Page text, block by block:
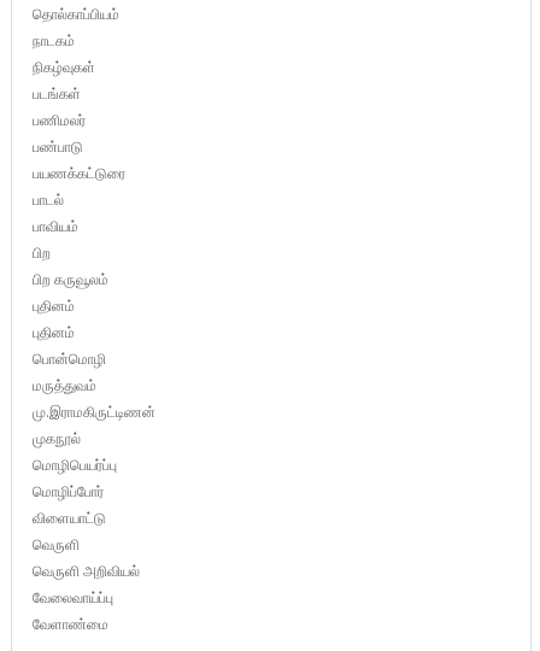
தொல்காப்பியம்
நாடகம்
நிகழ்வுகள்
படங்கள்
பணிமலர்
பண்பாடு
பயணக்கட்டுரை
பாடல்
பாவியம்
பிற
பிற கருவூலம்
புதினம்
புதினம்
பொன்மொழி
மருத்துவம்
மு.இராமகிருட்டிணன்
முகநூல்
மொழிபெயர்ப்பு
மொழிப்போர்
விளையாட்டு
வெருளி
வெருளி அறிவியல்
வேலைவாய்ப்பு
வேளாண்மை